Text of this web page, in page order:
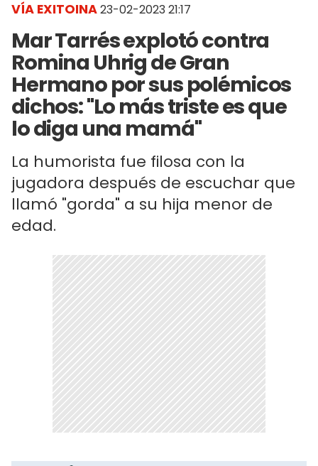
VÍA EXITOINA23-02-2023 21:17
Mar Tarrés explotó contra
Romina Uhrig de Gran
Hermano por sus polémicos
dichos: "Lo más triste es que
lo diga una mamá"
La humorista fue filosa con la
jugadora después de escuchar que
llamó "gorda" a su hija menor de
edad.